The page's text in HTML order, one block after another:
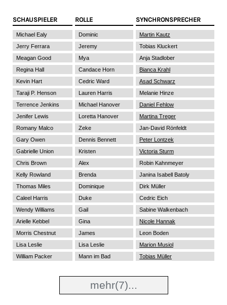
SCHAUSPIELER ROLLE SYNCHRONSPRECHER
Michael Ealy Dominic
Martin Kautz
Jerry Ferrara
Jeremy
Tobias Kluckert
Meagan Good
Mya
Anja Stadlober
Regina Hall
Candace Horn
Bianca Krahl
Kevin Hart
Cedric Ward
Asad Schwarz
Taraji P. Henson
Lauren Harris
Melanie Hinze
Terrence Jenkins
Michael Hanover
Daniel Fehlow
Jenifer Lewis
Loretta Hanover
Martina Treger
Romany Malco
Zeke
Jan-David Rönfeldt
Gary Owen
Dennis Bennett
Peter Lontzek
Gabrielle Union
Kristen
Victoria Sturm
Chris Brown
Alex
Robin Kahnmeyer
Kelly Rowland
Brenda
Janina Isabell Batoly
Thomas Miles
Dominique
Dirk Müller
Caleel Harris
Duke
Cedric Eich
Wendy Williams
Gail
Sabine Walkenbach
Arielle Kebbel
Gina
Nicole Hannak
Morris Chestnut
James
Leon Boden
Lisa Leslie
Lisa Leslie
Marion Musiol
William Packer
Mann im Bad Tobias Müller
mehr(7)...